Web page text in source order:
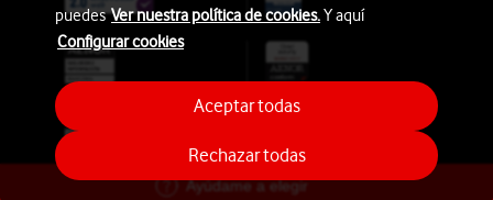
Ayúdame a elegir
puedesVer nuestra política de cookies.Y aquí
Configurar cookies
Rechazar todas
Aceptar todas